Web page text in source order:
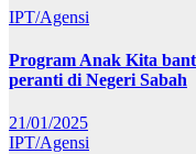
IPT/Agensi
Program Anak Kita
peranti di Negeri Sabah
21/01/2025
IPT/Agensi